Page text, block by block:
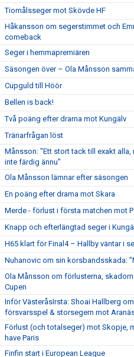
Tiomålsseger mot Skövde HF
Håkansson om segerstimmet och
comeback
Seger i hemmapremiären
Säsongen över – Ola Månsson
Cupguld till Höör
Bellen is back!
Två poäng efter drama mot Kungälv
Tränarfrågan löst
Månsson: "Ett stort tack till exakt alla,
inte färdig ännu"
Ola Månsson lämnar efter säsongen
En poäng efter drama mot Skara
Merde - förlust i första matchen mot
Knapp och efterlängtad seger i
H65 klart för Final4 – Hallby väntar i
Nuhanovic om sin korsbandsskada:
Ola Månsson om förlusterna,
Cupen
Inför VästeråsIrsta: Shoai Hallberg
försvarsspel & storsegern mot
Förlust (och totalseger) mot Skopje,
have Paris
Finfin start i European League